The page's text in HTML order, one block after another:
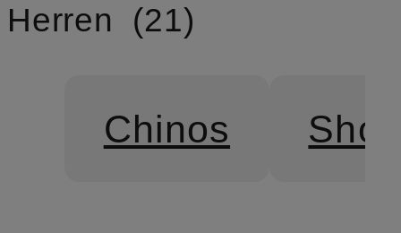
Herren
21
Chinos